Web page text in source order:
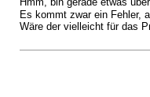
Es kommt zwar ein Fehler,
Wäre der vielleicht für das